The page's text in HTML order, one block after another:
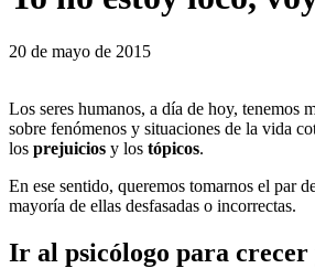
20 de mayo de 2015
Los seres humanos, a día de hoy,
sobre fenómenos y situaciones de la vida
los prejuicios y los tópicos.
En ese sentido, queremos tomarnos el par
mayoría de ellas desfasadas o incorrectas.
Ir al psicólogo para